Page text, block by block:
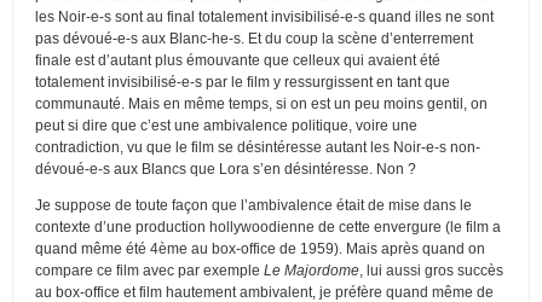
les Noir-e-s sont au final totalement invisibilisé-e-s quand illes ne sont
pas dévoué-e-s aux Blanc-he-s. Et du coup la scène d’enterrement
finale est d’autant plus émouvante que celleux qui avaient été
totalement invisibilisé-e-s par le film y ressurgissent en tant que
communauté. Mais en même temps, si on est un peu moins gentil, on
peut si dire que c’est une ambivalence politique, voire une
contradiction, vu que le film se désintéresse autant les Noir-e-s non-
dévoué-e-s aux Blancs que Lora s’en désintéresse. Non ?
Je suppose de toute façon que l’ambivalence était de mise dans le
contexte d’une production hollywoodienne de cette envergure (le film a
quand même été 4ème au box-office de 1959). Mais après quand on
compare ce film avec par exemple Le Majordome , lui aussi gros succès
au box-office et film hautement ambivalent, je préfère quand même de